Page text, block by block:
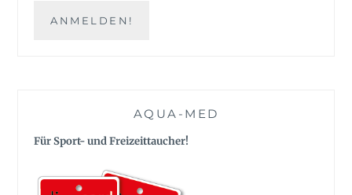
AQUA-MED
Für Sport- und Freizeittaucher!